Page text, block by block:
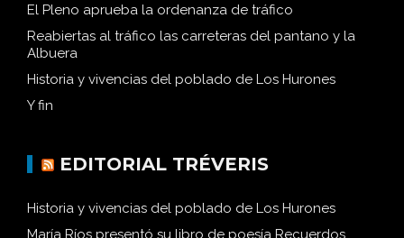
El Pleno aprueba la ordenanza de tráfico
Reabiertas al tráfico las carreteras del pantano y la
Albuera
Historia y vivencias del poblado de Los Hurones
Y fin
EDITORIAL TRÉVERIS
Historia y vivencias del poblado de Los Hurones
María Ríos presentó su libro de poesía Recuerdos